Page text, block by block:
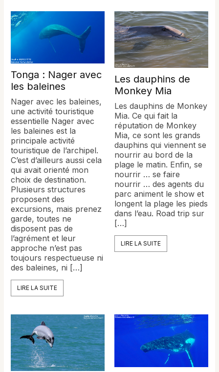
Tonga : Nager avec
les baleines
Nager avec les baleines,
une activité touristique
essentielle Nager avec
les baleines est la
principale activité
touristique de l’archipel.
C’est d’ailleurs aussi cela
qui avait orienté mon
choix de destination.
Plusieurs structures
proposent des
excursions, mais prenez
garde, toutes ne
disposent pas de
l’agrément et leur
approche n’est pas
toujours respectueuse ni
des baleines, ni […]
LIRE LA SUITE
Les dauphins de
Monkey Mia
Les dauphins de Monkey
Mia. Ce qui fait la
réputation de Monkey
Mia, ce sont les grands
dauphins qui viennent se
nourrir au bord de la
plage le matin. Enfin, se
nourrir … se faire
nourrir … des agents du
parc animent le show et
longent la plage les pieds
dans l’eau. Road trip sur
[…]
LIRE LA SUITE